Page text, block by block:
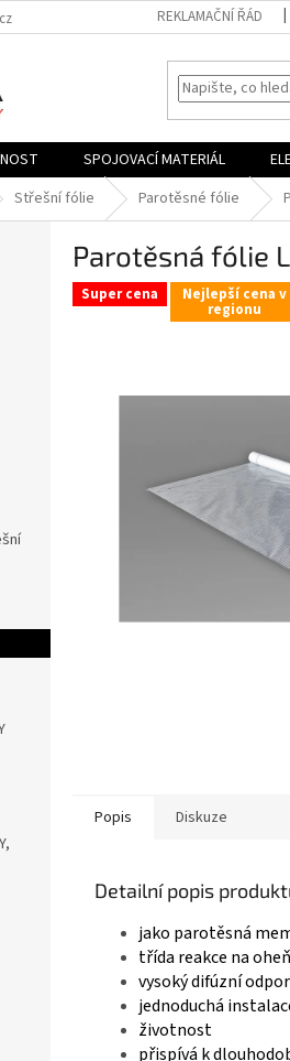
REKLAMAČNÍ ŘÁD
SPOJOVACÍ MATERIÁL
Střešní fólie Parotěsné fólie
Parotěsná fólie
Super cena Nejlepší cena v
regionu
Popis Diskuze
Detailní popis
jako parotěsná
třída reakce na
vysoký difúzní odpor
jednoduchá
životnost
přispívá k